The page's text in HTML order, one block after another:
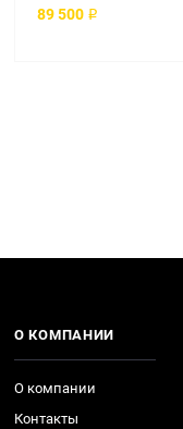
89 500 ₽
О КОМПАНИИ
О компании
Контакты